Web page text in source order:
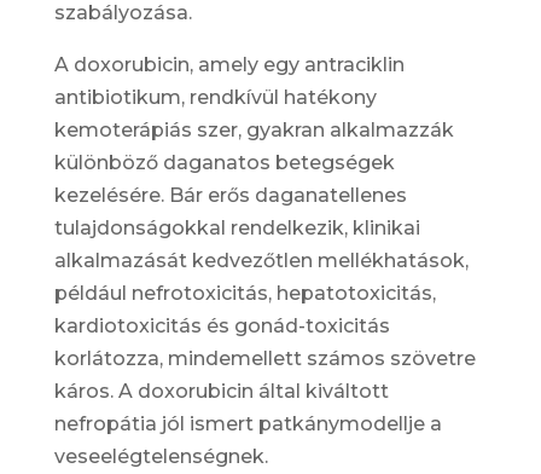
szabályozása.
A doxorubicin, amely egy antraciklin
antibiotikum, rendkívül hatékony
kemoterápiás szer, gyakran alkalmazzák
különböző daganatos betegségek
kezelésére. Bár erős daganatellenes
tulajdonságokkal rendelkezik, klinikai
alkalmazását kedvezőtlen mellékhatások,
például nefrotoxicitás, hepatotoxicitás,
kardiotoxicitás és gonád-toxicitás
korlátozza, mindemellett számos szövetre
káros. A doxorubicin által kiváltott
nefropátia jól ismert patkánymodellje a
veseelégtelenségnek.